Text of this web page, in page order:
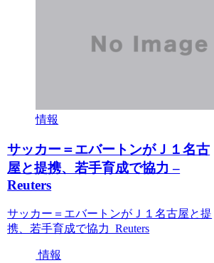
情報
サッカー＝エバートンがＪ１名古
屋と提携、若手育成で協力 –
Reuters
サッカー＝エバートンがＪ１名古屋と提
携、若手育成で協力 Reuters
情報